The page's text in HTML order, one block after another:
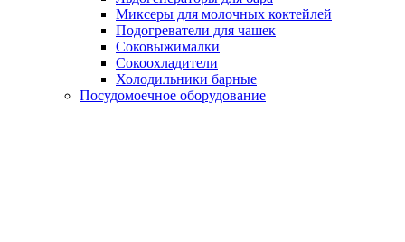
Миксеры для молочных коктейлей
Подогреватели для чашек
Соковыжималки
Сокоохладители
Холодильники барные
Посудомоечное оборудование